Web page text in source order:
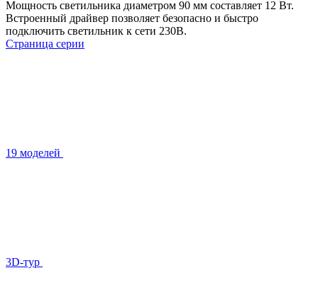
Мощность светильника диаметром 90 мм составляет 12 Вт.
Встроенный драйвер позволяет безопасно и быстро
подключить светильник к сети 230В.
Страница серии
19 моделей
3D-тур